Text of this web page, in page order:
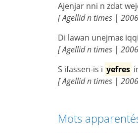
Ajenjar nni n zdat
[ Agellid n times |
Di lawan unejmaɛ
[ Agellid n times |
S ifassen-is i yefres
[ Agellid n times |
Mots